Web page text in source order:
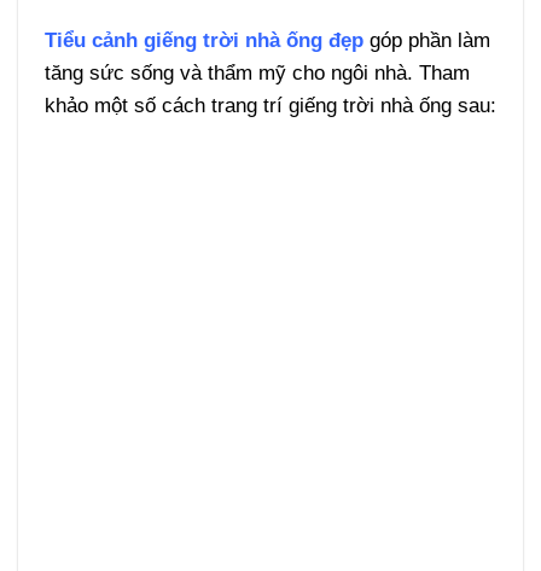
Tiểu cảnh giếng trời nhà ống đẹpgóp phần làm
tăng sức sống và thẩm mỹ cho ngôi nhà. Tham
khảo một số cách trang trí giếng trời nhà ống sau: